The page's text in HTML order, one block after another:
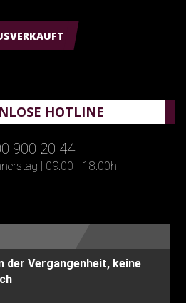
HOTLINE
900 20 44
| 09:00 - 18:00h
der Vergangenheit, keine